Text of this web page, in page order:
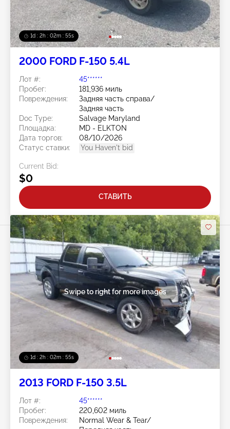
1d : 2h : 02m : 52s
2000 FORD F-150 5.4L
Лот #:
45******
Пробег:
181,936 миль
Повреждения:
Задняя часть справа/
Задняя часть
Doc Type:
Salvage Maryland
Площадка:
MD - ELKTON
Дата торгов:
08/10/2026
Статус ставки:
You Haven't bid
Current Bid:
$0
СТАВИТЬ
1d : 2h : 02m : 52s
Swipe to right for more images
2013 FORD F-150 3.5L
Лот #:
45******
Пробег:
220,602 миль
Повреждения:
Normal Wear & Tear/